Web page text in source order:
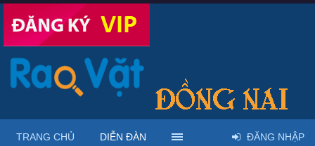
TRANG CHỦ DIỄN ĐÀN ĐĂNG NHẬP